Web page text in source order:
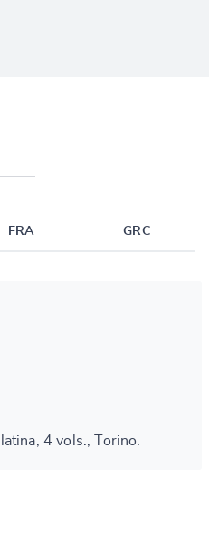
FRA GRC
4 vols., Torino.